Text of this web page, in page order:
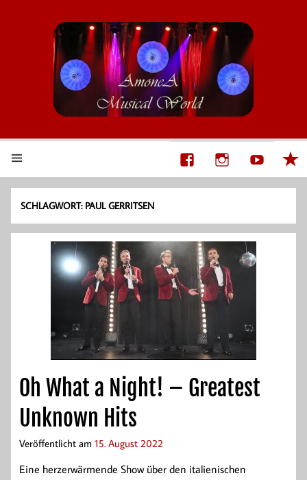
SCHLAGWORT: PAUL GERRITSEN
Oh What a Night! – Greatest
Unknown Hits
Veröffentlicht am 15. August 2022
Eine herzerwärmende Show über den italienischen